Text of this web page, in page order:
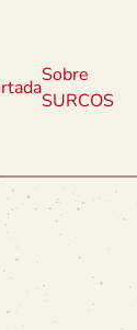
Sobre
SURCOS